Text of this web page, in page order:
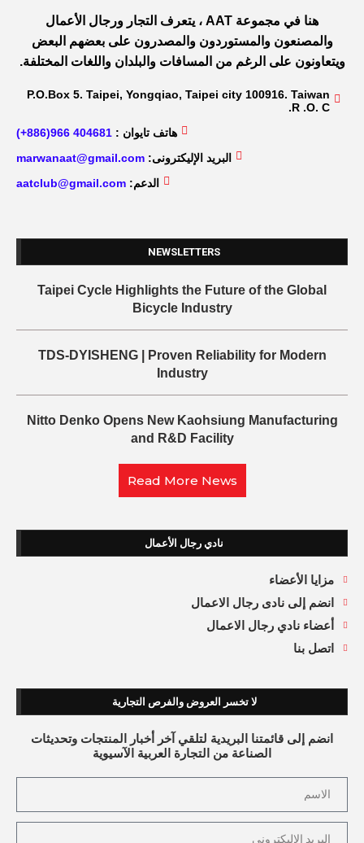
هنا في مجموعة AAT ، يتعرف التجار ورجال الأعمال
والمصنعون والمستوردون والمصدرون على بعضهم البعض
ويتعاونون على الرغم من المسافات والبلدان واللغات المختلفة.
P.O.Box 5. Taipei, Yongqiao, Taipei city 100916. Taiwan
R .O. C.
هاتف تايوان : 404681 966(886+)
البريد الإليكترونى: marwanaat@gmail.com
الدعم: aatclub@gmail.com
NEWSLETTERS
Taipei Cycle Highlights the Future of the Global
Bicycle Industry
TDS-DYISHENG | Proven Reliability for Modern
Industry
Nitto Denko Opens New Kaohsiung Manufacturing
and R&D Facility
Read More News
نادي رجال الأعمال
مزايا الأعضاء
انضم إلى نادى رجال الاعمال
أعضاء نادي رجال الاعمال
اتصل بنا
لا تخسر العروض والفرص التجارية
انضم إلى قائمتنا البريدية لتلقي آخر أخبار المنتجات وتحديثات
الصناعة من التجارة العربية الآسيوية